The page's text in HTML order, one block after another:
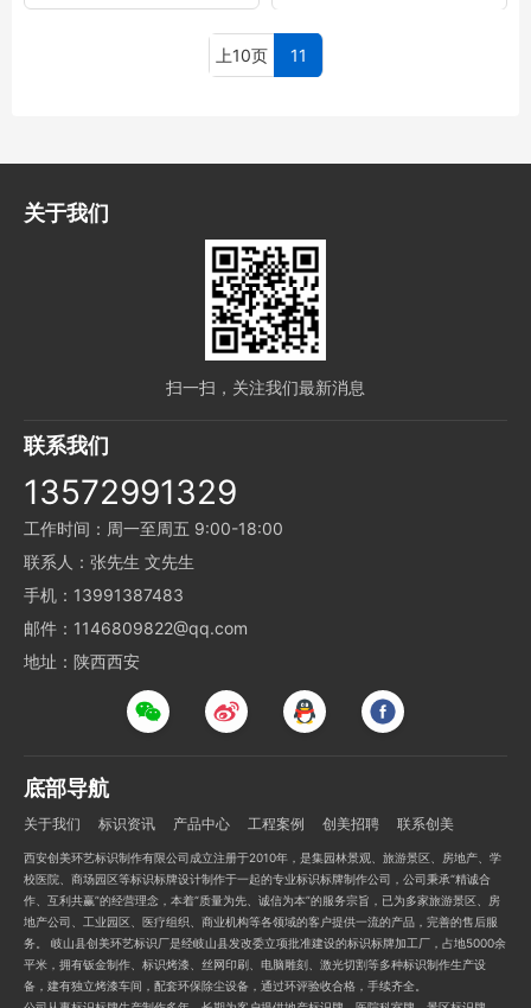
上10页 11
关于我们
扫一扫，关注我们最新消息
联系我们
13572991329
工作时间：周一至周五 9:00-18:00
联系人：张先生 文先生
手机：13991387483
邮件：1146809822@qq.com
地址：陕西西安
底部导航
关于我们 标识资讯 产品中心 工程案例 创美招聘 联系创美
西安创美环艺标识制作有限公司成立注册于2010年，是集园林景观、旅游景区、房地产、学
校医院、商场园区等标识标牌设计制作于一起的专业标识标牌制作公司，公司秉承“精诚合
作、互利共赢”的经营理念，本着“质量为先、诚信为本”的服务宗旨，已为多家旅游景区、房
地产公司、工业园区、医疗组织、商业机构等各领域的客户提供一流的产品，完善的售后服
务。 岐山县创美环艺标识厂是经岐山县发改委立项批准建设的标识标牌加工厂，占地5000余
平米，拥有钣金制作、标识烤漆、丝网印刷、电脑雕刻、激光切割等多种标识制作生产设
备，建有独立烤漆车间，配套环保除尘设备，通过环评验收合格，手续齐全。